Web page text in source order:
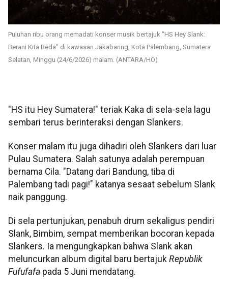
Puluhan ribu orang memadati konser musik bertajuk "HS Hey Slank:
Berani Kita Beda" di kawasan Jakabaring, Kota Palembang, Sumatera
Selatan, Minggu (24/6/2026) malam. (ANTARA/HO)
"HS itu Hey Sumatera!" teriak Kaka di sela-sela lagu
sembari terus berinteraksi dengan Slankers.
Konser malam itu juga dihadiri oleh Slankers dari luar
Pulau Sumatera. Salah satunya adalah perempuan
bernama Cila. "Datang dari Bandung, tiba di
Palembang tadi pagi!" katanya sesaat sebelum Slank
naik panggung.
Di sela pertunjukan, penabuh drum sekaligus pendiri
Slank, Bimbim, sempat memberikan bocoran kepada
Slankers. Ia mengungkapkan bahwa Slank akan
meluncurkan album digital baru bertajuk Republik
Fufufafa pada 5 Juni mendatang.